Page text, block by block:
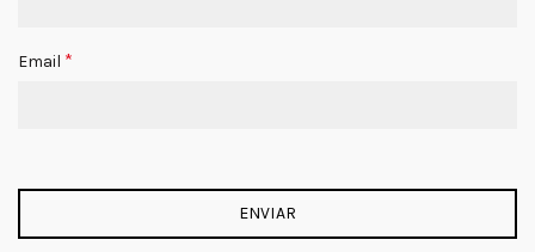
Email *